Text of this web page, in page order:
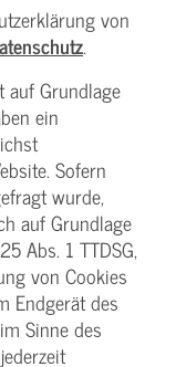
von
.
auf Grundlage
ein
Sofern
wurde,
auf Grundlage
Abs. 1 TTDSG,
von Cookies
Endgerät des
Sinne des